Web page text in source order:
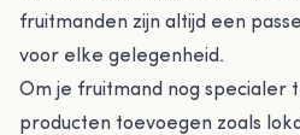
fruitmanden zijn altijd een
voor elke gelegenheid.
Om je fruitmand nog specialer
producten toevoegen zoals